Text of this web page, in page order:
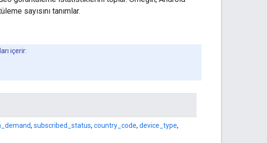
sayısını tanımlar.
içerir:
, subscribed_status, country_code, device_type,